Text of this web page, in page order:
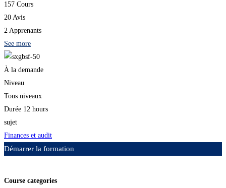
157 Cours
20 Avis
2 Apprenants
See more
À la demande
Niveau
Tous niveaux
Durée 12 hours
sujet
Finances et audit
Démarrer la formation
Course categories